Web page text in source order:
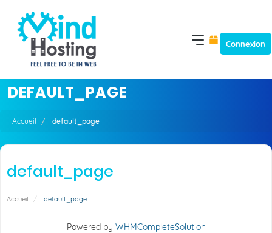
Connexion
DEFAULT_PAGE
Accueil default_page
default_page
Accueil default_page
Powered by WHMCompleteSolution